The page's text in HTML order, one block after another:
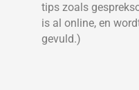
tips zoals
is al online, en
gevuld.)